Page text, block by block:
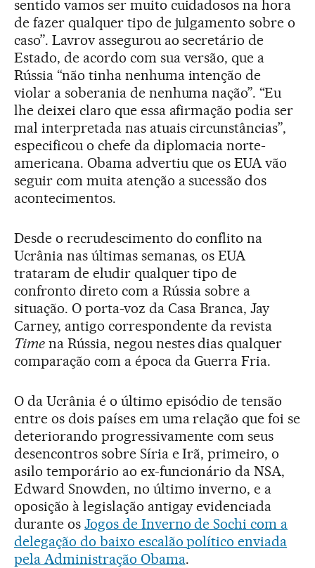
sentido vamos ser muito cuidadosos na hora
de fazer qualquer tipo de julgamento sobre o
caso”. Lavrov assegurou ao secretário de
Estado, de acordo com sua versão, que a
Rússia “não tinha nenhuma intenção de
violar a soberania de nenhuma nação”. “Eu
lhe deixei claro que essa afirmação podia ser
mal interpretada nas atuais circunstâncias”,
especificou o chefe da diplomacia norte-
americana. Obama advertiu que os EUA vão
seguir com muita atenção a sucessão dos
acontecimentos.
Desde o recrudescimento do conflito na
Ucrânia nas últimas semanas, os EUA
trataram de eludir qualquer tipo de
confronto direto com a Rússia sobre a
situação. O porta-voz da Casa Branca, Jay
Carney, antigo correspondente da revista
Timena Rússia, negou nestes dias qualquer
comparação com a época da Guerra Fria.
O da Ucrânia é o último episódio de tensão
entre os dois países em uma relação que foi se
deteriorando progressivamente com seus
desencontros sobre Síria e Irã, primeiro, o
asilo temporário ao ex-funcionário da NSA,
Edward Snowden, no último inverno, e a
oposição à legislação antigay evidenciada
durante os Jogos de Inverno de Sochi com a
delegação do baixo escalão político enviada
pela Administração Obama.